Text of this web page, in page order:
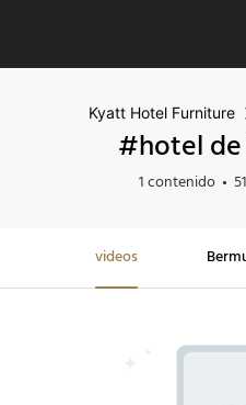
Kyatt Hotel Furniture
#hotel de
1 contenido
videos